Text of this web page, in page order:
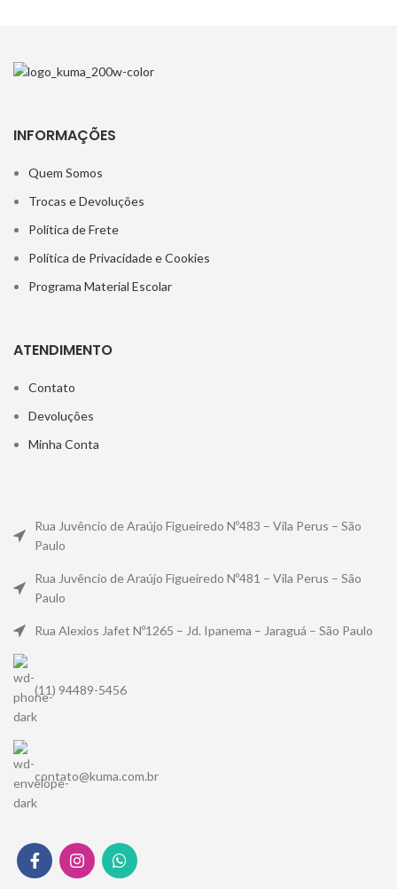
INFORMAÇÕES
Quem Somos
Trocas e Devoluções
Política de Frete
Política de Privacidade e Cookies
Programa Material Escolar
ATENDIMENTO
Contato
Devoluções
Minha Conta
Rua Juvêncio de Araújo Figueiredo Nº483 – Vila Perus – São
Paulo
Rua Juvêncio de Araújo Figueiredo Nº481 – Vila Perus – São
Paulo
Rua Alexios Jafet Nº1265 – Jd. Ipanema – Jaraguá – São Paulo
(11) 94489-5456
contato@kuma.com.br